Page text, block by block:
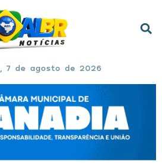
7 de agosto de 2026